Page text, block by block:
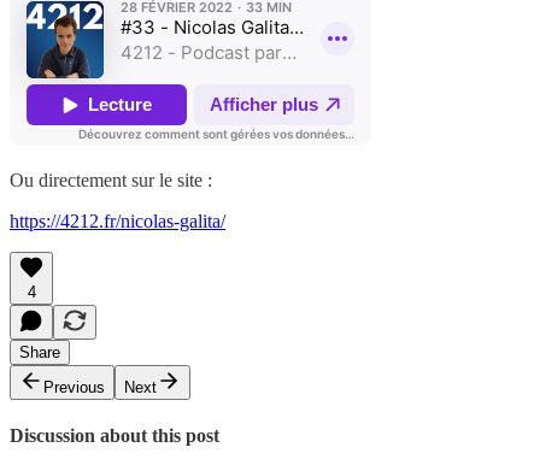
Ou directement sur le site :
https://4212.fr/nicolas-galita/
4
Share
Previous
Next
Discussion about this post